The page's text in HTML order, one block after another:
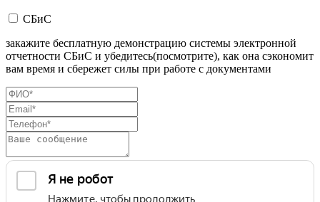
СБиС
закажите бесплатную демонстрацию системы электронной
отчетности СБиС и убедитесь(посмотрите), как она сэкономит
вам время и сбережет силы при работе с документами